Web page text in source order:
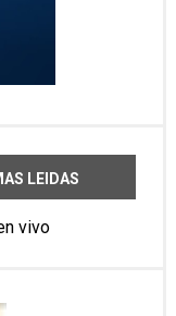
LEIDAS
vivo